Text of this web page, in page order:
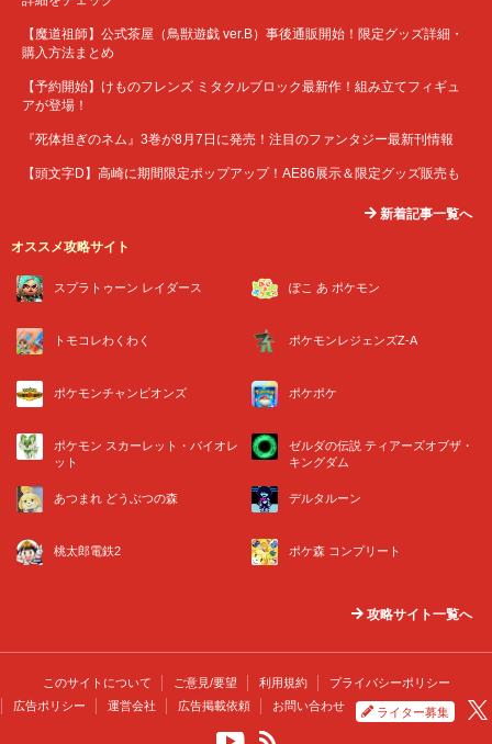
【魔道祖師】公式茶屋（鳥獣遊戯 ver.B）事後通販開始！限定グッズ詳細・
購入方法まとめ
【予約開始】けものフレンズ ミタクルブロック最新作！組み立てフィギュ
アが登場！
『死体担ぎのネム』3巻が8月7日に発売！注目のファンタジー最新刊情報
【頭文字D】高崎に期間限定ポップアップ！AE86展示＆限定グッズ販売も
新着記事一覧へ
オススメ攻略サイト
スプラトゥーン レイダース ぽこ あ ポケモン
トモコレわくわく ポケモンレジェンズZ-A
ポケモンチャンピオンズ ポケポケ
ポケモン スカーレット・バイオレ
ット
ゼルダの伝説 ティアーズオブザ・
キングダム
あつまれ どうぶつの森 デルタルーン
桃太郎電鉄2 ポケ森 コンプリート
攻略サイト一覧へ
このサイトについて ご意見/要望 利用規約
プライバシーポリシー
広告ポリシー
運営会社 広告掲載依頼 お問い合わせ ライター募集